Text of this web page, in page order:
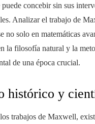
puede concebir sin sus
Analizar el trabajo de
no solo en matemáticas
la filosofía natural y la
de una época crucial.
histórico y
trabajos de Maxwell,